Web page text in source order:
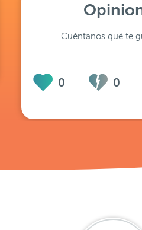
Cuéntanos qué te
0 0